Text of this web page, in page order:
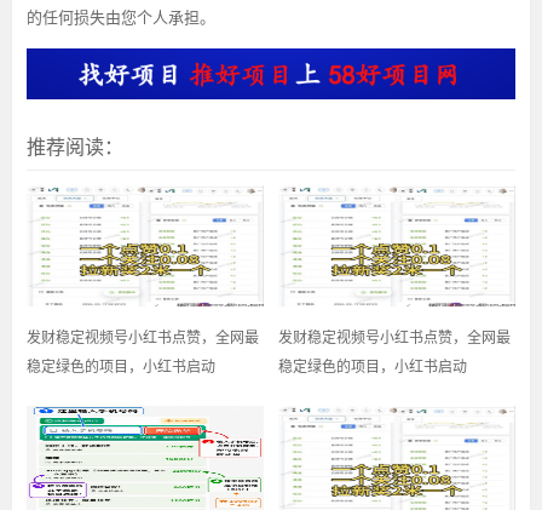
的任何损失由您个人承担。
推荐阅读：
发财稳定视频号小红书点赞，全网最
稳定绿色的项目，小红书启动
发财稳定视频号小红书点赞，全网最
稳定绿色的项目，小红书启动